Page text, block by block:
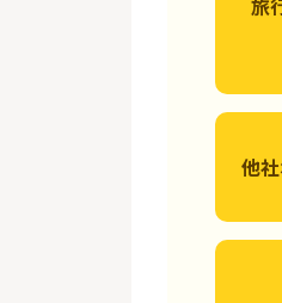
旅
他